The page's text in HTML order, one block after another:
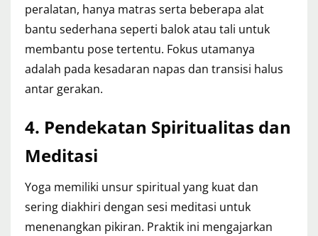
peralatan, hanya matras serta beberapa alat
bantu sederhana seperti balok atau tali untuk
membantu pose tertentu. Fokus utamanya
adalah pada kesadaran napas dan transisi halus
antar gerakan.
4. Pendekatan Spiritualitas dan
Meditasi
Yoga memiliki unsur spiritual yang kuat dan
sering diakhiri dengan sesi meditasi untuk
menenangkan pikiran. Praktik ini mengajarkan